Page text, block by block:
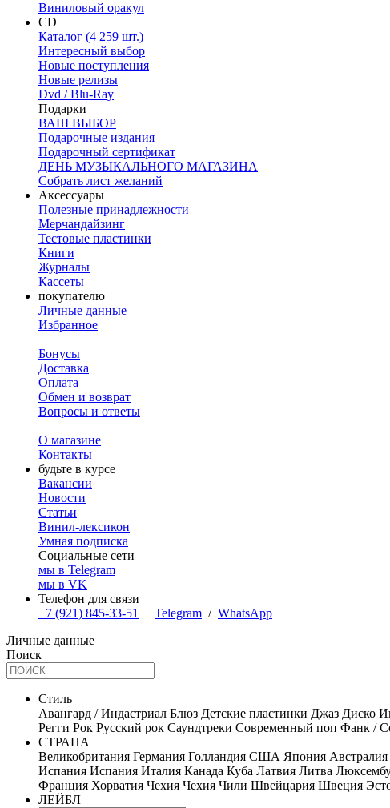
Виниловый оракул
CD
Каталог (4 259 шт.)
Интересный выбор
Новые поступления
Новые релизы
Dvd / Blu-Ray
Подарки
ВАШ ВЫБОР
Подарочные издания
Подарочный сертификат
ДЕНЬ МУЗЫКАЛЬНОГО МАГАЗИНА
Собрать лист желаний
Аксессуары
Полезные принадлежности
Мерчандайзинг
Тестовые пластинки
Книги
Журналы
Кассеты
покупателю
Личные данные
Избранное
Бонусы
Доставка
Оплата
Обмен и возврат
Вопросы и ответы
О магазине
Контакты
будьте в курсе
Вакансии
Новости
Статьи
Винил-лексикон
Умная подписка
Социальные сети
мы в Telegram
мы в VK
Телефон для связи
+7 (921) 845-33-51
Telegram / WhatsApp
Личные данные
Поиск
Стиль
Авангард / Индастриал Блюз Детские пластинки Джаз Диско
Регги Рок Русский рок Саундтреки Современный поп Фанк /
СТРАНА
Великобритания Германия Голландия США Япония Австралия
Испания Испания Италия Канада Куба Латвия Литва
Франция Хорватия Чехия Чехия Чили Швейцария Швеция
ЛЕЙБЛ